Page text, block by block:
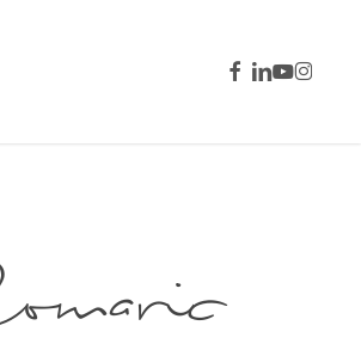
facebook
linkedin
youtubeinstagram